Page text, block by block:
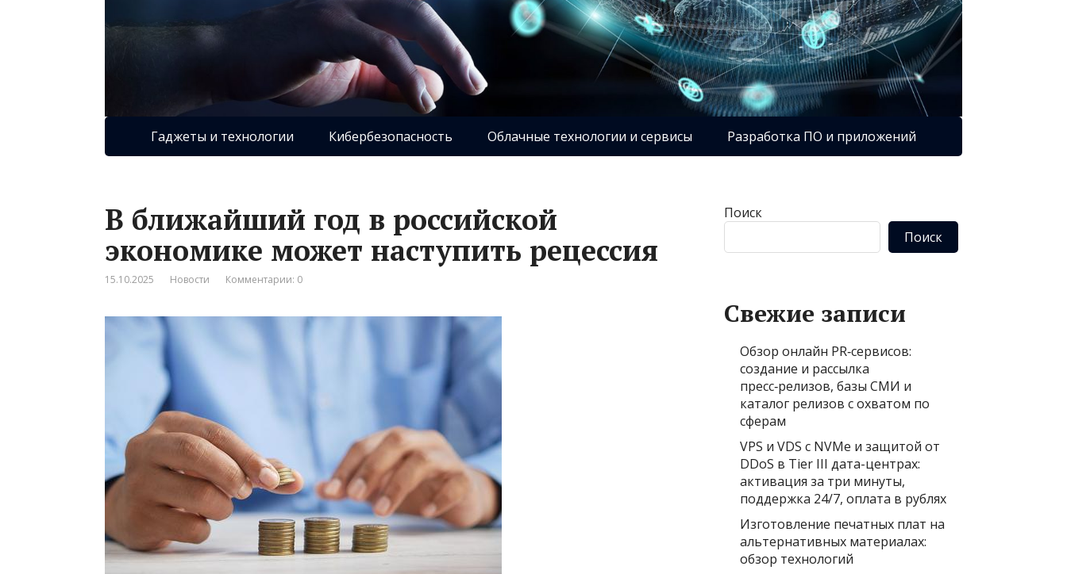
Гаджеты и технологии Кибербезопасность Облачные технологии и сервисы Разработка ПО и приложений
В ближайший год в российской
экономике может наступить рецессия
15.10.2025 Новости Комментарии: 0
Поиск
Поиск
Свежие записи
Обзор онлайн PR‑сервисов:
создание и рассылка
пресс‑релизов, базы СМИ и
каталог релизов с охватом по
сферам
VPS и VDS с NVMe и защитой от
DDoS в Tier III дата-центрах:
активация за три минуты,
поддержка 24/7, оплата в рублях
Изготовление печатных плат на
альтернативных материалах:
обзор технологий